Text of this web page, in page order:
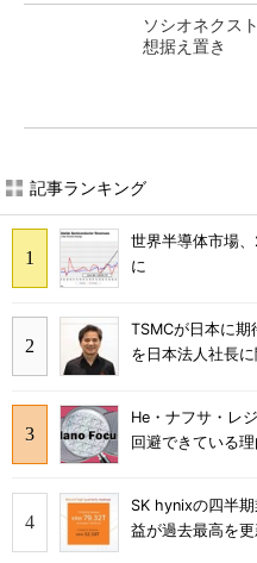
ソシオネクス
想据え置き
記事ランキング
世界半導体市場
に
TSMCが日本に
を日本法人社長に
He・ナフサ・レ
回避できている理
SK hynixの四半
益が過去最高を